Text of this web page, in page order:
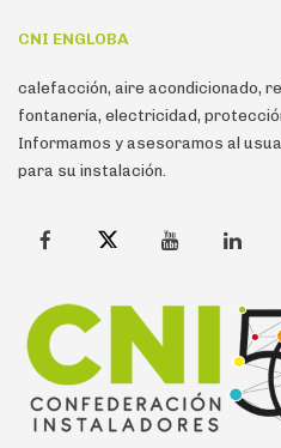
CNI ENGLOBA
calefacción, aire acondicionado,
fontanería, electricidad,
Informamos y asesoramos al
para su instalación.